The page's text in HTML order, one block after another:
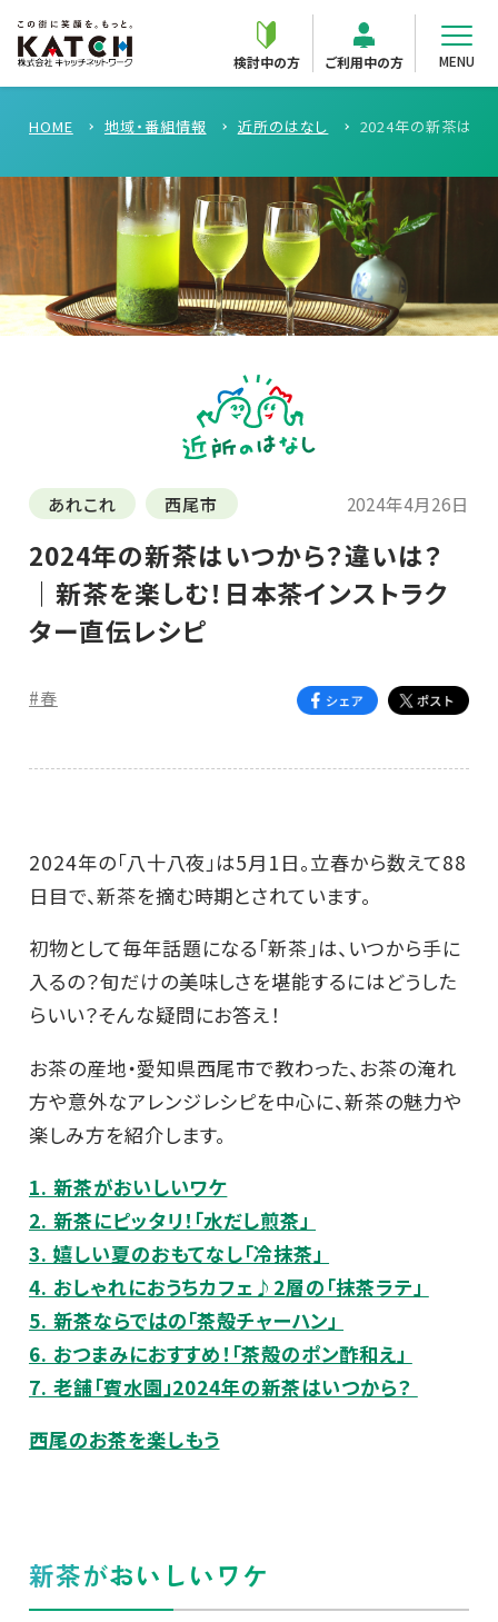
検討中の方 ご利用中の方 MENU
HOME 地域・番組情報 近所のはなし 2024年の新茶はい
あれこれ 西尾市 2024年4月26日
2024年の新茶はいつから？違いは？
｜新茶を楽しむ！日本茶インストラク
ター直伝レシピ
#春
2024年の「八十八夜」は5月1日。立春から数えて88
日目で、新茶を摘む時期とされています。
初物として毎年話題になる「新茶」は、いつから手に
入るの？旬だけの美味しさを堪能するにはどうした
らいい？そんな疑問にお答え！
お茶の産地・愛知県西尾市で教わった、お茶の淹れ
方や意外なアレンジレシピを中心に、新茶の魅力や
楽しみ方を紹介します。
1. 新茶がおいしいワケ
2. 新茶にピッタリ！「水だし煎茶」
3. 嬉しい夏のおもてなし「冷抹茶」
4. おしゃれにおうちカフェ♪2層の「抹茶ラテ」
5. 新茶ならではの「茶殻チャーハン」
6. おつまみにおすすめ！「茶殻のポン酢和え」
7. 老舗「賓水園」2024年の新茶はいつから？
西尾のお茶を楽しもう
新茶がおいしいワケ